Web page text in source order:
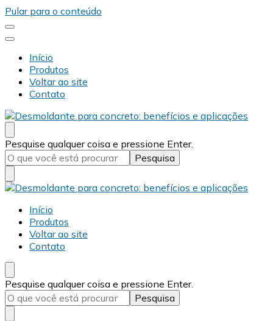
Pular para o conteúdo
Início
Produtos
Voltar ao site
Contato
Desmold
Blog Desmold
Procurando
algo?
Pesquise qualquer coisa e pressione Enter.
Desmold
Blog Desmold
Início
Produtos
Voltar ao site
Contato
Procurando
algo?
Pesquise qualquer coisa e pressione Enter.